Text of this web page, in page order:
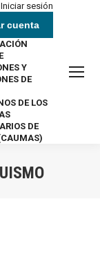
Iniciar sesión
cuenta
Y
DE
DE LOS
DE